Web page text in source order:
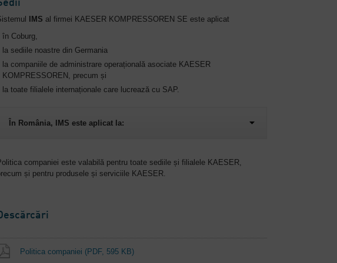
IMS al firmei KAESER KOMPRESSOREN SE este aplicat
în Coburg,
la sediile noastre din Germania
la companiile de administrare operațională asociate KAESER
KOMPRESSOREN, precum și
la toate filialele internaționale care lucrează cu SAP.
În România, IMS este aplicat la:
companiei este valabilă pentru toate sediile și filialele KAESER,
și pentru produsele și serviciile KAESER.
Politica companiei (PDF, 595 KB)